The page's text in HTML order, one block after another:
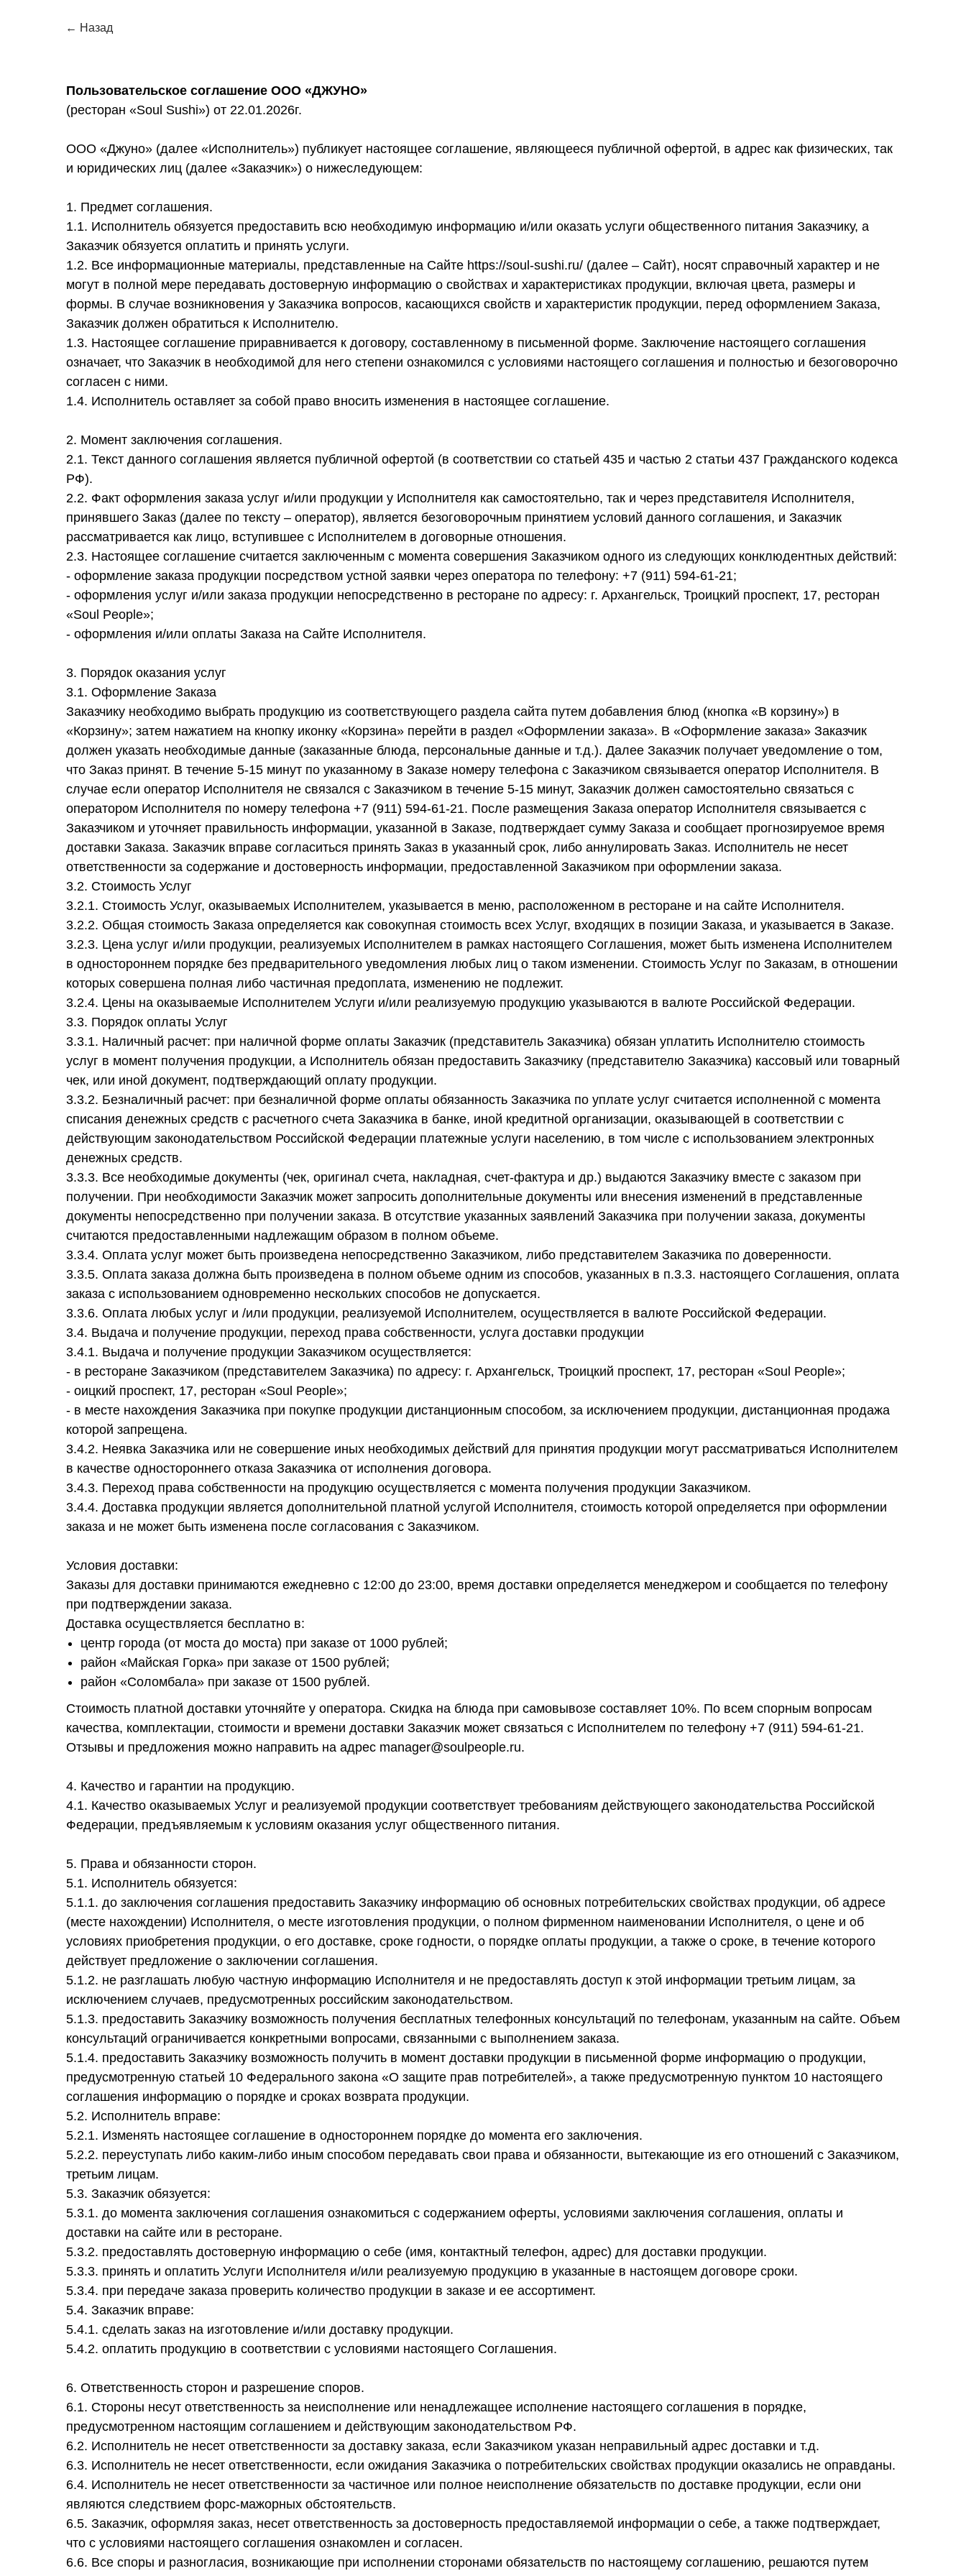
← Назад
Пользовательское соглашение ООО «ДЖУНО»
(ресторан «Soul Sushi») от 22.01.2026г.
ООО «Джуно» (далее «Исполнитель») публикует настоящее соглашение, являющееся публичной офертой, в адрес как физических, так
и юридических лиц (далее «Заказчик») о нижеследующем:
1. Предмет соглашения.
1.1. Исполнитель обязуется предоставить всю необходимую информацию и/или оказать услуги общественного питания Заказчику, а
Заказчик обязуется оплатить и принять услуги.
1.2. Все информационные материалы, представленные на Сайте https://soul-sushi.ru/ (далее – Сайт), носят справочный характер и не
могут в полной мере передавать достоверную информацию о свойствах и характеристиках продукции, включая цвета, размеры и
формы. В случае возникновения у Заказчика вопросов, касающихся свойств и характеристик продукции, перед оформлением Заказа,
Заказчик должен обратиться к Исполнителю.
1.3. Настоящее соглашение приравнивается к договору, составленному в письменной форме. Заключение настоящего соглашения
означает, что Заказчик в необходимой для него степени ознакомился с условиями настоящего соглашения и полностью и безоговорочно
согласен с ними.
1.4. Исполнитель оставляет за собой право вносить изменения в настоящее соглашение.
2. Момент заключения соглашения.
2.1. Текст данного соглашения является публичной офертой (в соответствии со статьей 435 и частью 2 статьи 437 Гражданского кодекса
РФ).
2.2. Факт оформления заказа услуг и/или продукции у Исполнителя как самостоятельно, так и через представителя Исполнителя,
принявшего Заказ (далее по тексту – оператор), является безоговорочным принятием условий данного соглашения, и Заказчик
рассматривается как лицо, вступившее с Исполнителем в договорные отношения.
2.3. Настоящее соглашение считается заключенным с момента совершения Заказчиком одного из следующих конклюдентных действий:
- оформление заказа продукции посредством устной заявки через оператора по телефону: +7 (911) 594-61-21;
- оформления услуг и/или заказа продукции непосредственно в ресторане по адресу: г. Архангельск, Троицкий проспект, 17, ресторан
«Soul People»;
- оформления и/или оплаты Заказа на Сайте Исполнителя.
3. Порядок оказания услуг
3.1. Оформление Заказа
Заказчику необходимо выбрать продукцию из соответствующего раздела сайта путем добавления блюд (кнопка «В корзину») в
«Корзину»; затем нажатием на кнопку иконку «Корзина» перейти в раздел «Оформлении заказа». В «Оформление заказа» Заказчик
должен указать необходимые данные (заказанные блюда, персональные данные и т.д.). Далее Заказчик получает уведомление о том,
что Заказ принят. В течение 5-15 минут по указанному в Заказе номеру телефона с Заказчиком связывается оператор Исполнителя. В
случае если оператор Исполнителя не связался с Заказчиком в течение 5-15 минут, Заказчик должен самостоятельно связаться с
оператором Исполнителя по номеру телефона +7 (911) 594-61-21. После размещения Заказа оператор Исполнителя связывается с
Заказчиком и уточняет правильность информации, указанной в Заказе, подтверждает сумму Заказа и сообщает прогнозируемое время
доставки Заказа. Заказчик вправе согласиться принять Заказ в указанный срок, либо аннулировать Заказ. Исполнитель не несет
ответственности за содержание и достоверность информации, предоставленной Заказчиком при оформлении заказа.
3.2. Стоимость Услуг
3.2.1. Стоимость Услуг, оказываемых Исполнителем, указывается в меню, расположенном в ресторане и на сайте Исполнителя.
3.2.2. Общая стоимость Заказа определяется как совокупная стоимость всех Услуг, входящих в позиции Заказа, и указывается в Заказе.
3.2.3. Цена услуг и/или продукции, реализуемых Исполнителем в рамках настоящего Соглашения, может быть изменена Исполнителем
в одностороннем порядке без предварительного уведомления любых лиц о таком изменении. Стоимость Услуг по Заказам, в отношении
которых совершена полная либо частичная предоплата, изменению не подлежит.
3.2.4. Цены на оказываемые Исполнителем Услуги и/или реализуемую продукцию указываются в валюте Российской Федерации.
3.3. Порядок оплаты Услуг
3.3.1. Наличный расчет: при наличной форме оплаты Заказчик (представитель Заказчика) обязан уплатить Исполнителю стоимость
услуг в момент получения продукции, а Исполнитель обязан предоставить Заказчику (представителю Заказчика) кассовый или товарный
чек, или иной документ, подтверждающий оплату продукции.
3.3.2. Безналичный расчет: при безналичной форме оплаты обязанность Заказчика по уплате услуг считается исполненной с момента
списания денежных средств с расчетного счета Заказчика в банке, иной кредитной организации, оказывающей в соответствии с
действующим законодательством Российской Федерации платежные услуги населению, в том числе с использованием электронных
денежных средств.
3.3.3. Все необходимые документы (чек, оригинал счета, накладная, счет-фактура и др.) выдаются Заказчику вместе с заказом при
получении. При необходимости Заказчик может запросить дополнительные документы или внесения изменений в представленные
документы непосредственно при получении заказа. В отсутствие указанных заявлений Заказчика при получении заказа, документы
считаются предоставленными надлежащим образом в полном объеме.
3.3.4. Оплата услуг может быть произведена непосредственно Заказчиком, либо представителем Заказчика по доверенности.
3.3.5. Оплата заказа должна быть произведена в полном объеме одним из способов, указанных в п.3.3. настоящего Соглашения, оплата
заказа с использованием одновременно нескольких способов не допускается.
3.3.6. Оплата любых услуг и /или продукции, реализуемой Исполнителем, осуществляется в валюте Российской Федерации.
3.4. Выдача и получение продукции, переход права собственности, услуга доставки продукции
3.4.1. Выдача и получение продукции Заказчиком осуществляется:
- в ресторане Заказчиком (представителем Заказчика) по адресу: г. Архангельск, Троицкий проспект, 17, ресторан «Soul People»;
- оицкий проспект, 17, ресторан «Soul People»;
- в месте нахождения Заказчика при покупке продукции дистанционным способом, за исключением продукции, дистанционная продажа
которой запрещена.
3.4.2. Неявка Заказчика или не совершение иных необходимых действий для принятия продукции могут рассматриваться Исполнителем
в качестве одностороннего отказа Заказчика от исполнения договора.
3.4.3. Переход права собственности на продукцию осуществляется с момента получения продукции Заказчиком.
3.4.4. Доставка продукции является дополнительной платной услугой Исполнителя, стоимость которой определяется при оформлении
заказа и не может быть изменена после согласования с Заказчиком.
Условия доставки:
Заказы для доставки принимаются ежедневно с 12:00 до 23:00, время доставки определяется менеджером и сообщается по телефону
при подтверждении заказа.
Доставка осуществляется бесплатно в:
центр города (от моста до моста) при заказе от 1000 рублей;
район «Майская Горка» при заказе от 1500 рублей;
район «Соломбала» при заказе от 1500 рублей.
Стоимость платной доставки уточняйте у оператора. Скидка на блюда при самовывозе составляет 10%. По всем спорным вопросам
качества, комплектации, стоимости и времени доставки Заказчик может связаться с Исполнителем по телефону +7 (911) 594-61-21.
Отзывы и предложения можно направить на адрес manager@soulpeople.ru.
4. Качество и гарантии на продукцию.
4.1. Качество оказываемых Услуг и реализуемой продукции соответствует требованиям действующего законодательства Российской
Федерации, предъявляемым к условиям оказания услуг общественного питания.
5. Права и обязанности сторон.
5.1. Исполнитель обязуется:
5.1.1. до заключения соглашения предоставить Заказчику информацию об основных потребительских свойствах продукции, об адресе
(месте нахождении) Исполнителя, о месте изготовления продукции, о полном фирменном наименовании Исполнителя, о цене и об
условиях приобретения продукции, о его доставке, сроке годности, о порядке оплаты продукции, а также о сроке, в течение которого
действует предложение о заключении соглашения.
5.1.2. не разглашать любую частную информацию Исполнителя и не предоставлять доступ к этой информации третьим лицам, за
исключением случаев, предусмотренных российским законодательством.
5.1.3. предоставить Заказчику возможность получения бесплатных телефонных консультаций по телефонам, указанным на сайте. Объем
консультаций ограничивается конкретными вопросами, связанными с выполнением заказа.
5.1.4. предоставить Заказчику возможность получить в момент доставки продукции в письменной форме информацию о продукции,
предусмотренную статьей 10 Федерального закона «О защите прав потребителей», а также предусмотренную пунктом 10 настоящего
соглашения информацию о порядке и сроках возврата продукции.
5.2. Исполнитель вправе:
5.2.1. Изменять настоящее соглашение в одностороннем порядке до момента его заключения.
5.2.2. переуступать либо каким-либо иным способом передавать свои права и обязанности, вытекающие из его отношений с Заказчиком,
третьим лицам.
5.3. Заказчик обязуется:
5.3.1. до момента заключения соглашения ознакомиться с содержанием оферты, условиями заключения соглашения, оплаты и
доставки на сайте или в ресторане.
5.3.2. предоставлять достоверную информацию о себе (имя, контактный телефон, адрес) для доставки продукции.
5.3.3. принять и оплатить Услуги Исполнителя и/или реализуемую продукцию в указанные в настоящем договоре сроки.
5.3.4. при передаче заказа проверить количество продукции в заказе и ее ассортимент.
5.4. Заказчик вправе:
5.4.1. сделать заказ на изготовление и/или доставку продукции.
5.4.2. оплатить продукцию в соответствии с условиями настоящего Соглашения.
6. Ответственность сторон и разрешение споров.
6.1. Стороны несут ответственность за неисполнение или ненадлежащее исполнение настоящего соглашения в порядке,
предусмотренном настоящим соглашением и действующим законодательством РФ.
6.2. Исполнитель не несет ответственности за доставку заказа, если Заказчиком указан неправильный адрес доставки и т.д.
6.3. Исполнитель не несет ответственности, если ожидания Заказчика о потребительских свойствах продукции оказались не оправданы.
6.4. Исполнитель не несет ответственности за частичное или полное неисполнение обязательств по доставке продукции, если они
являются следствием форс-мажорных обстоятельств.
6.5. Заказчик, оформляя заказ, несет ответственность за достоверность предоставляемой информации о себе, а также подтверждает,
что с условиями настоящего соглашения ознакомлен и согласен.
6.6. Все споры и разногласия, возникающие при исполнении сторонами обязательств по настоящему соглашению, решаются путем